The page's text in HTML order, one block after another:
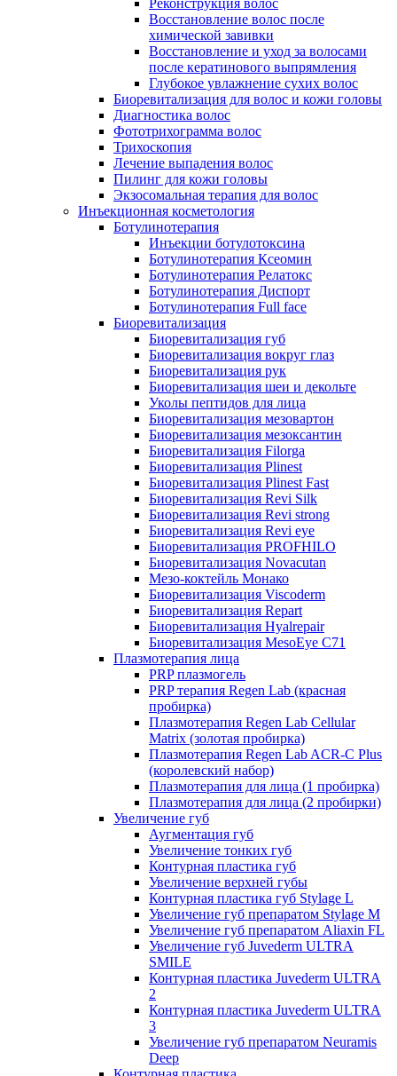
Реконструкция волос
Восстановление волос после
химической завивки
Восстановление и уход за волосами
после кератинового выпрямления
Глубокое увлажнение сухих волос
Биоревитализация для волос и кожи головы
Диагностика волос
Фототрихограмма волос
Трихоскопия
Лечение выпадения волос
Пилинг для кожи головы
Экзосомальная терапия для волос
Инъекционная косметология
Ботулинотерапия
Инъекции ботулотоксина
Ботулинотерапия Ксеомин
Ботулинотерапия Релатокс
Ботулинотерапия Диспорт
Ботулинотерапия Full face
Биоревитализация
Биоревитализация губ
Биоревитализация вокруг глаз
Биоревитализация рук
Биоревитализация шеи и декольте
Уколы пептидов для лица
Биоревитализация мезовартон
Биоревитализация мезоксантин
Биоревитализация Filorga
Биоревитализация Plinest
Биоревитализация Plinest Fast
Биоревитализация Revi Silk
Биоревитализация Revi strong
Биоревитализация Revi eye
Биоревитализация PROFHILO
Биоревитализация Novacutan
Мезо-коктейль Монако
Биоревитализация Viscoderm
Биоревитализация Repart
Биоревитализация Hyalrepair
Биоревитализация MesoEye C71
Плазмотерапия лица
PRP плазмогель
PRP терапия Regen Lab (красная
пробирка)
Плазмотерапия Regen Lab Cellular
Matrix (золотая пробирка)
Плазмотерапия Regen Lab ACR-C Plus
(королевский набор)
Плазмотерапия для лица (1 пробирка)
Плазмотерапия для лица (2 пробирки)
Увеличение губ
Аугментация губ
Увеличение тонких губ
Контурная пластика губ
Увеличение верхней губы
Контурная пластика губ Stylage L
Увеличение губ препаратом Stylage M
Увеличение губ препаратом Aliaxin FL
Увеличение губ Juvederm ULTRA
SMILE
Контурная пластика Juvederm ULTRA
2
Контурная пластика Juvederm ULTRA
3
Увеличение губ препаратом Neuramis
Deep